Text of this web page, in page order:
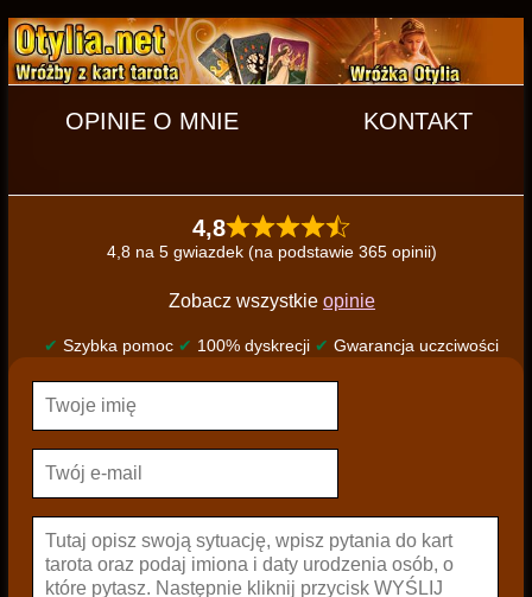
OPINIE O MNIE KONTAKT
4,8
4,8 na 5 gwiazdek (na podstawie 365 opinii)
Zobacz wszystkie opinie
✔ Szybka pomoc ✔ 100% dyskrecji ✔ Gwarancja uczciwości